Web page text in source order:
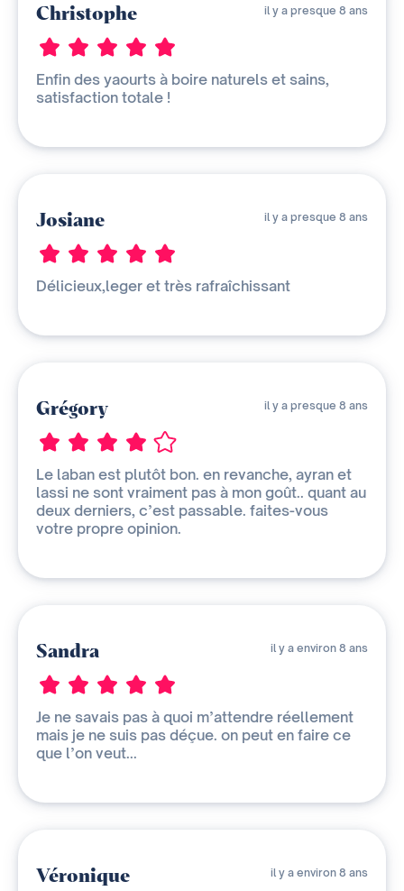
Christophe il y a presque 8 ans
Enfin des yaourts à boire naturels et sains,
satisfaction totale !
Josiane il y a presque 8 ans
Délicieux,leger et très rafraîchissant
Grégory il y a presque 8 ans
Le laban est plutôt bon. en revanche, ayran et
lassi ne sont vraiment pas à mon goût.. quant au
deux derniers, c’est passable. faites-vous
votre propre opinion.
Sandra il y a environ 8 ans
Je ne savais pas à quoi m’attendre réellement
mais je ne suis pas déçue. on peut en faire ce
que l’on veut...
Véronique il y a environ 8 ans